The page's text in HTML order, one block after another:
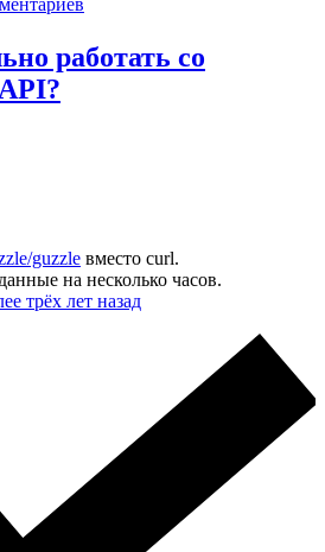
работать со
guzzle вместо curl.
на несколько часов.
трёх лет назад